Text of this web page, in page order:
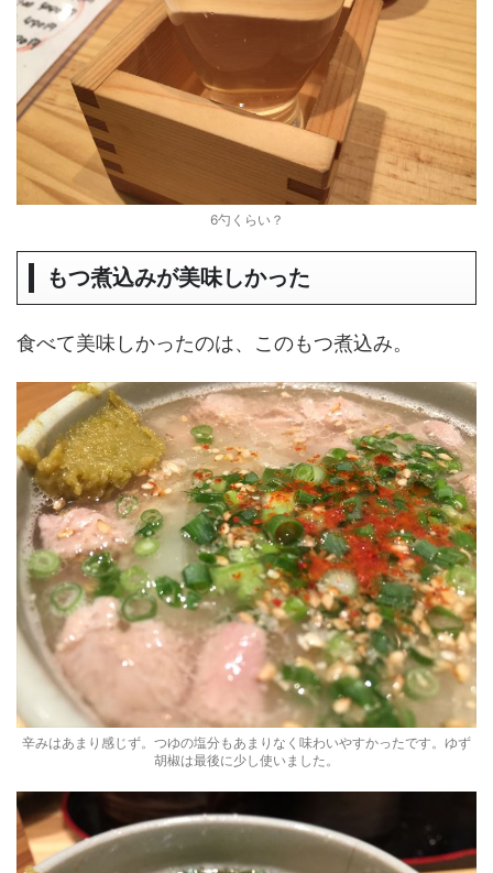
6勺くらい？
もつ煮込みが美味しかった
食べて美味しかったのは、このもつ煮込み。
辛みはあまり感じず。つゆの塩分もあまりなく味わいやすかったです。ゆず
胡椒は最後に少し使いました。